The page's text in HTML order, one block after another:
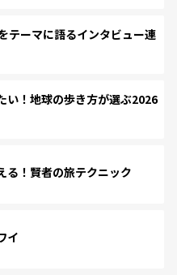
テーマに語るインタビュー連
い！地球の歩き方が選ぶ2026
る！賢者の旅テクニック
イ